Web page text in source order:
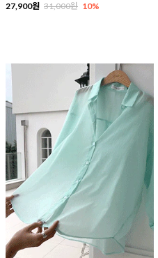
27,900원 31,000원 10%